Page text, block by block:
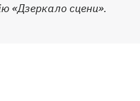
«Дзеркало сцени».